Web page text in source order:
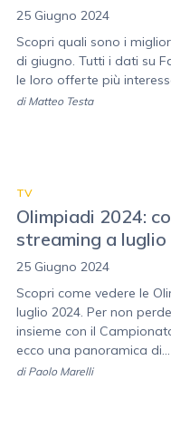
25 Giugno 2024
Scopri quali sono i
di giugno. Tutti i dati su
le loro offerte più
di Matteo Testa
TV
Olimpiadi 2024:
streaming a luglio
25 Giugno 2024
Scopri come vedere le
luglio 2024. Per non
insieme con il
ecco una panoramica di...
di Paolo Marelli